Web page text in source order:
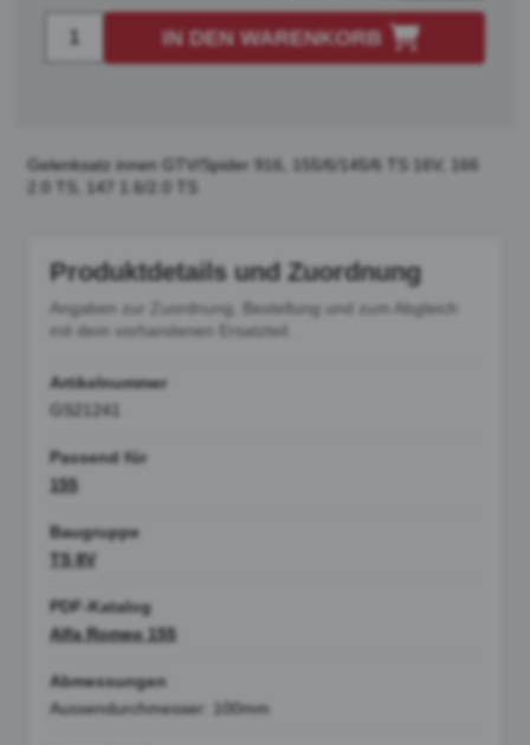
IN DEN WARENKORB
Gelenksatz innen GTV/Spider 916, 155/6/145/6 TS 16V, 166
2.0 TS, 147 1.6/2.0 TS
Produktdetails und Zuordnung
Angaben zur Zuordnung, Bestellung und zum Abgleich
mit dem vorhandenen Ersatzteil.
Artikelnummer
GS21241
Passend für
155
Baugruppe
TS 8V
PDF-Katalog
Alfa Romeo 155
Abmessungen
Aussendurchmesser: 100mm